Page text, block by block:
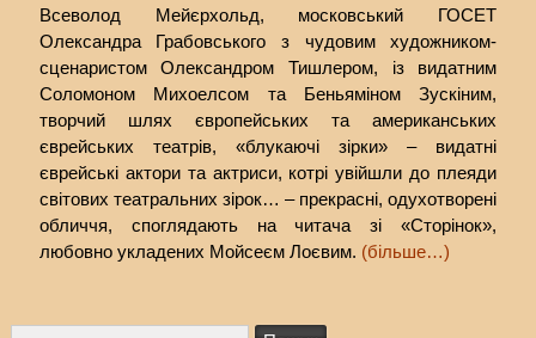
Всеволод Мейєрхольд, московський ГОСЕТ
Олександра Грабовського з чудовим художником-
сценаристом Олександром Тишлером, із видатним
Соломоном Михоелсом та Беньяміном Зускіним,
творчий шлях європейських та американських
єврейських театрів, «блукаючі зірки» – видатні
єврейські актори та актриси, котрі увійшли до плеяди
світових театральних зірок… – прекрасні, одухотворені
обличчя, споглядають на читача зі «Сторінок»,
любовно укладених Мойсеєм Лоєвим. (більше…)